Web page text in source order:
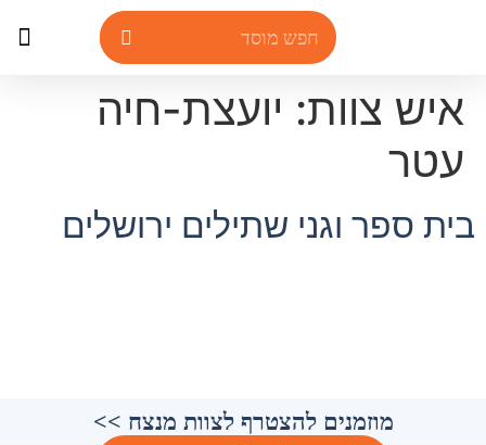
איש צוות: יועצת-חיה
עטר
בית ספר וגני שתילים ירושלים
מוזמנים להצטרף לצוות מנצח >>